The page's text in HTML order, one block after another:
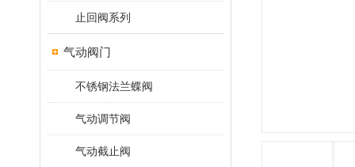
止回阀系列
气动阀门
不锈钢法兰蝶阀
气动调节阀
气动截止阀